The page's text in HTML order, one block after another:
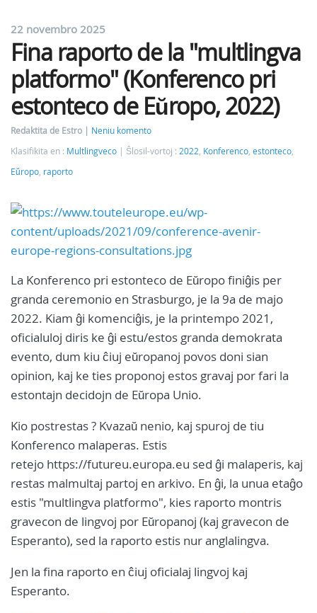
22 novembro 2025
Fina raporto de la "multlingva
platformo" (Konferenco pri
estonteco de Eŭropo, 2022)
Redaktita de Estro
Neniu komento
Klasifikita en : Multlingveco Ŝlosil-vortoj : 2022, Konferenco, estonteco,
Eŭropo, raporto
La Konferenco pri estonteco de Eŭropo finiĝis per
granda ceremonio en Strasburgo, je la 9a de majo
2022. Kiam ĝi komenciĝis, je la printempo 2021,
oficialuloj diris ke ĝi estu/estos granda demokrata
evento, dum kiu ĉiuj eŭropanoj povos doni sian
opinion, kaj ke ties proponoj estos gravaj por fari la
estontajn decidojn de Eŭropa Unio.
Kio postrestas ? Kvazaŭ nenio, kaj spuroj de tiu
Konferenco malaperas. Estis
retejo https://futureu.europa.eu sed ĝi malaperis, kaj
restas malmultaj partoj en arkivo. En ĝi, la unua etaĝo
estis "multlingva platformo", kies raporto montris
gravecon de lingvoj por Eŭropanoj (kaj gravecon de
Esperanto), sed la raporto estis nur anglalingva.
Jen la fina raporto en ĉiuj oficialaj lingvoj kaj
Esperanto.